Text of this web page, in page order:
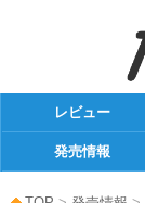
レビュー
発売情報